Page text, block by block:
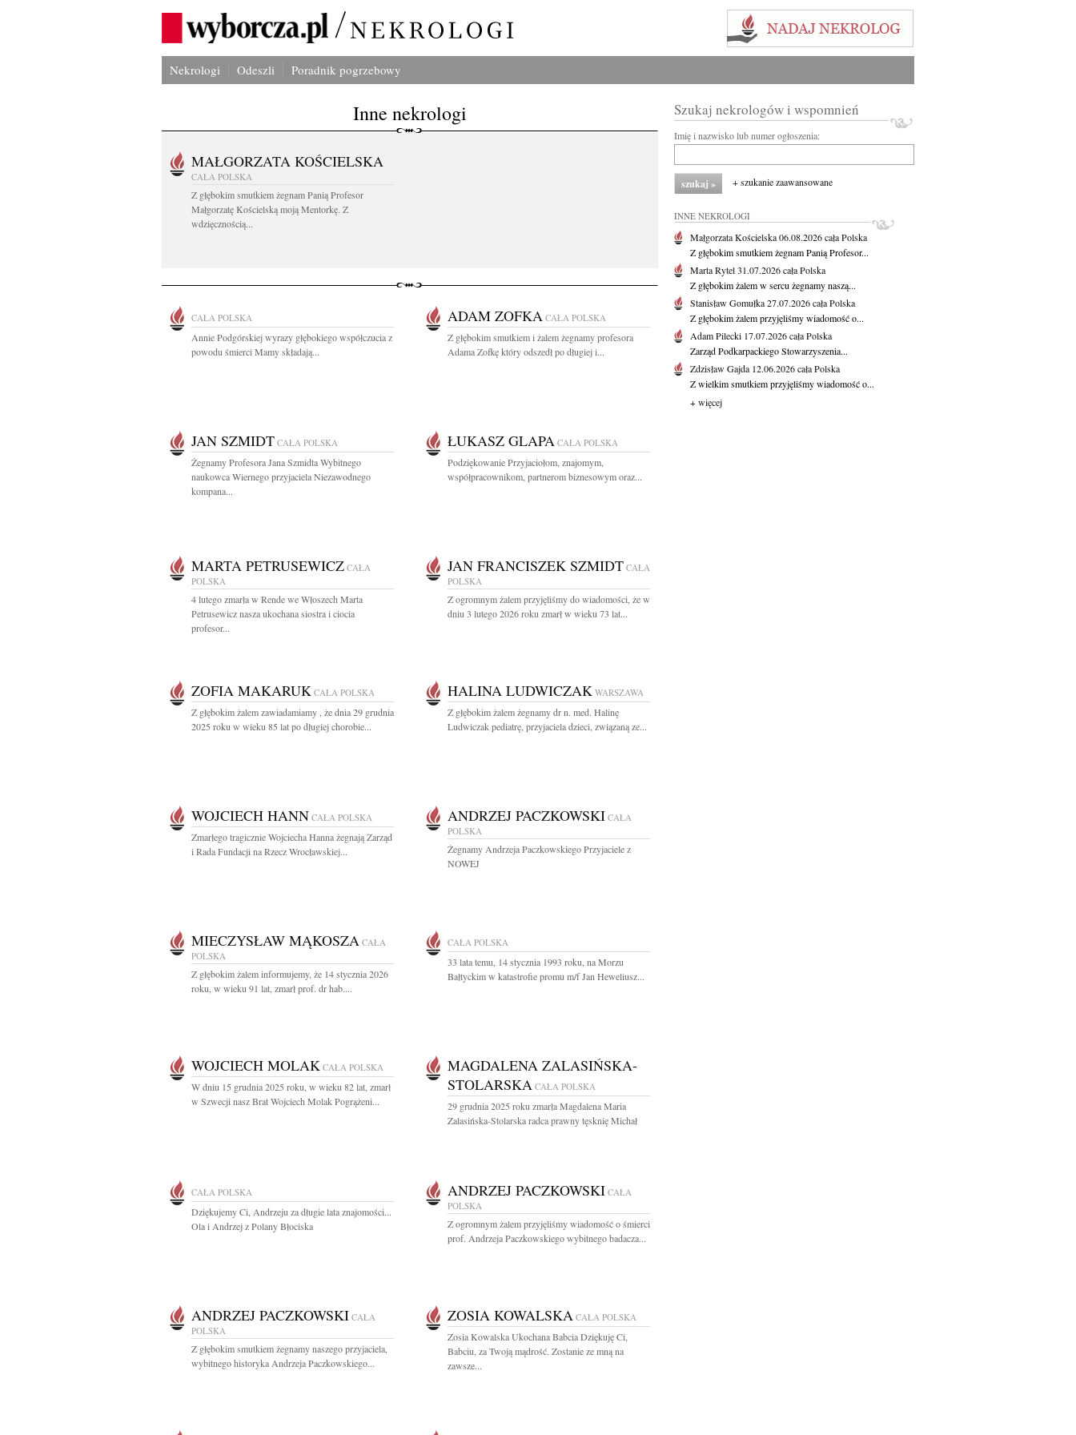
Nekrologi Odeszli Poradnik pogrzebowy
Inne nekrologi
MAŁGORZATA KOŚCIELSKA
CAŁA POLSKA
Z głębokim smutkiem żegnam Panią Profesor
Małgorzatę Kościelską moją Mentorkę. Z
wdzięcznością...
CAŁA POLSKA
Annie Podgórskiej wyrazy głębokiego współczucia z
powodu śmierci Mamy składają...
ADAM ZOFKA CAŁA POLSKA
Z głębokim smutkiem i żalem żegnamy profesora
Adama Zofkę który odszedł po długiej i...
JAN SZMIDT CAŁA POLSKA
Żegnamy Profesora Jana Szmidta Wybitnego
naukowca Wiernego przyjaciela Niezawodnego
kompana...
ŁUKASZ GLAPA CAŁA POLSKA
Podziękowanie Przyjaciołom, znajomym,
współpracownikom, partnerom biznesowym oraz...
MARTA PETRUSEWICZ CAŁA
POLSKA
4 lutego zmarła w Rende we Włoszech Marta
Petrusewicz nasza ukochana siostra i ciocia
profesor...
JAN FRANCISZEK SZMIDT CAŁA
POLSKA
Z ogromnym żalem przyjęliśmy do wiadomości, że w
dniu 3 lutego 2026 roku zmarł w wieku 73 lat...
ZOFIA MAKARUK CAŁA POLSKA
Z głębokim żalem zawiadamiamy , że dnia 29 grudnia
2025 roku w wieku 85 lat po długiej chorobie...
HALINA LUDWICZAK WARSZAWA
Z głębokim żalem żegnamy dr n. med. Halinę
Ludwiczak pediatrę, przyjaciela dzieci, związaną ze...
WOJCIECH HANN CAŁA POLSKA
Zmarłego tragicznie Wojciecha Hanna żegnają Zarząd
i Rada Fundacji na Rzecz Wrocławskiej...
ANDRZEJ PACZKOWSKI CAŁA
POLSKA
Żegnamy Andrzeja Paczkowskiego Przyjaciele z
NOWEJ
MIECZYSŁAW MĄKOSZA CAŁA
POLSKA
Z głębokim żalem informujemy, że 14 stycznia 2026
roku, w wieku 91 lat, zmarł prof. dr hab....
CAŁA POLSKA
33 lata temu, 14 stycznia 1993 roku, na Morzu
Bałtyckim w katastrofie promu m/f Jan Heweliusz...
WOJCIECH MOLAK CAŁA POLSKA
W dniu 15 grudnia 2025 roku, w wieku 82 lat, zmarł
w Szwecji nasz Brat Wojciech Molak Pogrążeni...
MAGDALENA ZALASIŃSKA-
STOLARSKA CAŁA POLSKA
29 grudnia 2025 roku zmarła Magdalena Maria
Zalasińska-Stolarska radca prawny tęsknię Michał
CAŁA POLSKA
Dziękujemy Ci, Andrzeju za długie lata znajomości...
Ola i Andrzej z Polany Błociska
ANDRZEJ PACZKOWSKI CAŁA
POLSKA
Z ogromnym żalem przyjęliśmy wiadomość o śmierci
prof. Andrzeja Paczkowskiego wybitnego badacza...
ANDRZEJ PACZKOWSKI CAŁA
POLSKA
Z głębokim smutkiem żegnamy naszego przyjaciela,
wybitnego historyka Andrzeja Paczkowskiego...
ZOSIA KOWALSKA CAŁA POLSKA
Zosia Kowalska Ukochana Babcia Dziękuję Ci,
Babciu, za Twoją mądrość. Zostanie ze mną na
zawsze...
Szukaj nekrologów i wspomnień
Imię i nazwisko lub numer ogłoszenia:
+ szukanie zaawansowane
INNE NEKROLOGI
Małgorzata Kościelska06.08.2026cała Polska
Z głębokim smutkiem żegnam Panią Profesor...
Marta Rytel31.07.2026cała Polska
Z głębokim żalem w sercu żegnamy naszą...
Stanisław Gomułka27.07.2026cała Polska
Z głębokim żalem przyjęliśmy wiadomość o...
Adam Pilecki 17.07.2026cała Polska
Zarząd Podkarpackiego Stowarzyszenia...
Zdzisław Gajda 12.06.2026cała Polska
Z wielkim smutkiem przyjęliśmy wiadomość o...
+ więcej